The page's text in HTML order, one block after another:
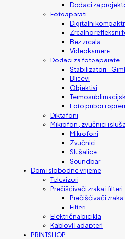
Dodaci za
Fotoaparati
Digitalni
Zrcalno refleksni
Bez zrcala
Videokamere
Dodaci za fotoaparate
Stabilizatori –
Blicevi
Objektivi
Foto pribor i
Diktafoni
Mikrofoni, zvučnici i
Mikrofoni
Zvučnici
Slušalice
Soundbar
Dom i slobodno vrijeme
Televizori
Prečišćivači zraka i filteri
Prečišćivači zraka
Filteri
Električna bicikla
Kablovi i adapteri
PRINTSHOP